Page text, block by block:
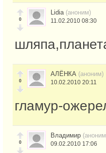
0
Lidia (аноним)
11.02.2010 08:30
0
АЛЁНКА (аноним)
10.02.2010 20:11
гламур-
0
Владимир
09.02.2010 17:06